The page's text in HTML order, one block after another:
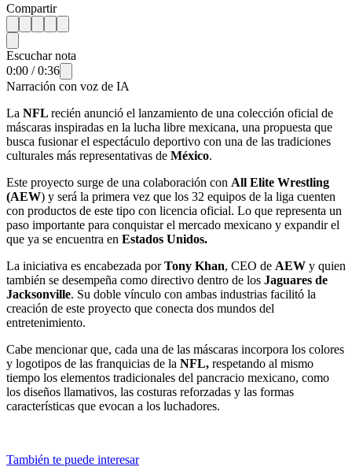
Compartir
Escuchar nota
0:00 /0:36
Narración con voz de IA
La NFL recién anunció el lanzamiento de una colección oficial de
máscaras inspiradas en la lucha libre mexicana, una propuesta que
busca fusionar el espectáculo deportivo con una de las tradiciones
culturales más representativas de México.
Este proyecto surge de una colaboración con All Elite Wrestling
(AEW) y será la primera vez que los 32 equipos de la liga cuenten
con productos de este tipo con licencia oficial. Lo que representa un
paso importante para conquistar el mercado mexicano y expandir el
que ya se encuentra en Estados Unidos.
La iniciativa es encabezada porTony Khan, CEO de AEW y quien
también se desempeña como directivo dentro de los Jaguares de
Jacksonville. Su doble vínculo con ambas industrias facilitó la
creación de este proyecto que conecta dos mundos del
entretenimiento.
Cabe mencionar que, cada una de las máscaras incorpora los colores
y logotipos de las franquicias de la NFL, respetando al mismo
tiempo los elementos tradicionales del pancracio mexicano, como
los diseños llamativos, las costuras reforzadas y las formas
características que evocan a los luchadores.
También te puede interesar